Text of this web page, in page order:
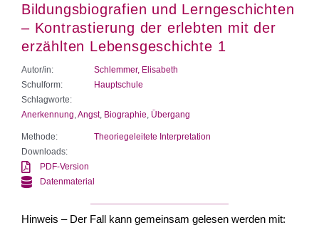
Bildungsbiografien und Lerngeschichten
– Kontrastierung der erlebten mit der
erzählten Lebensgeschichte 1
Autor/in:
Schlemmer, Elisabeth
Schulform:
Hauptschule
Schlagworte:
Anerkennung Angst, Biographie Übergang
Methode:
Theoriegeleitete Interpretation
Downloads:
PDF-Version
Datenmaterial
Hinweis – Der Fall kann gemeinsam gelesen werden mit: